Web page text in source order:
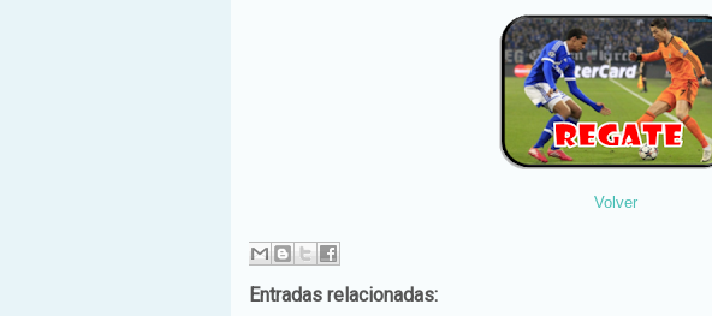
Volver
Entradas relacionadas: